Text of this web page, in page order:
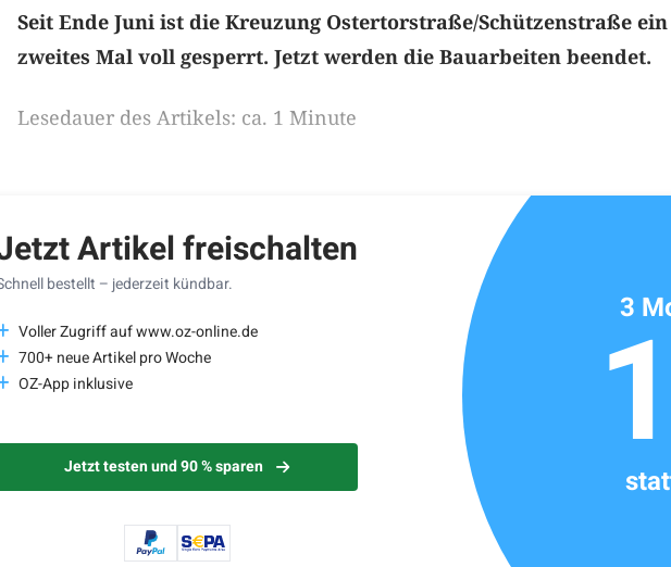
Seit Ende Juni ist die Kreuzung Ostertorstraße/Schützenstraße ein
zweites Mal voll gesperrt. Jetzt werden die Bauarbeiten beendet.
Lesedauer des Artikels: ca. 1 Minute
Artikel freischalten
bestellt – jederzeit kündbar.
Voller Zugriff auf www.oz-online.de
700+ neue Artikel pro Woche
OZ-App inklusive
Jetzt testen und 90 % sparen
3